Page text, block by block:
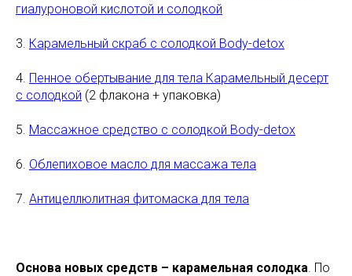
гиалуроновой кислотой и солодкой
3. Карамельный скраб с солодкой Body-detox
4. Пенное обертывание для тела Карамельный десерт
с солодкой (2 флакона + упаковка)
5. Массажное средство с солодкой Body-detox
6. Облепиховое масло для массажа тела
7. Антицеллюлитная фитомаска для тела
Основа новых средств – карамельная солодка . По